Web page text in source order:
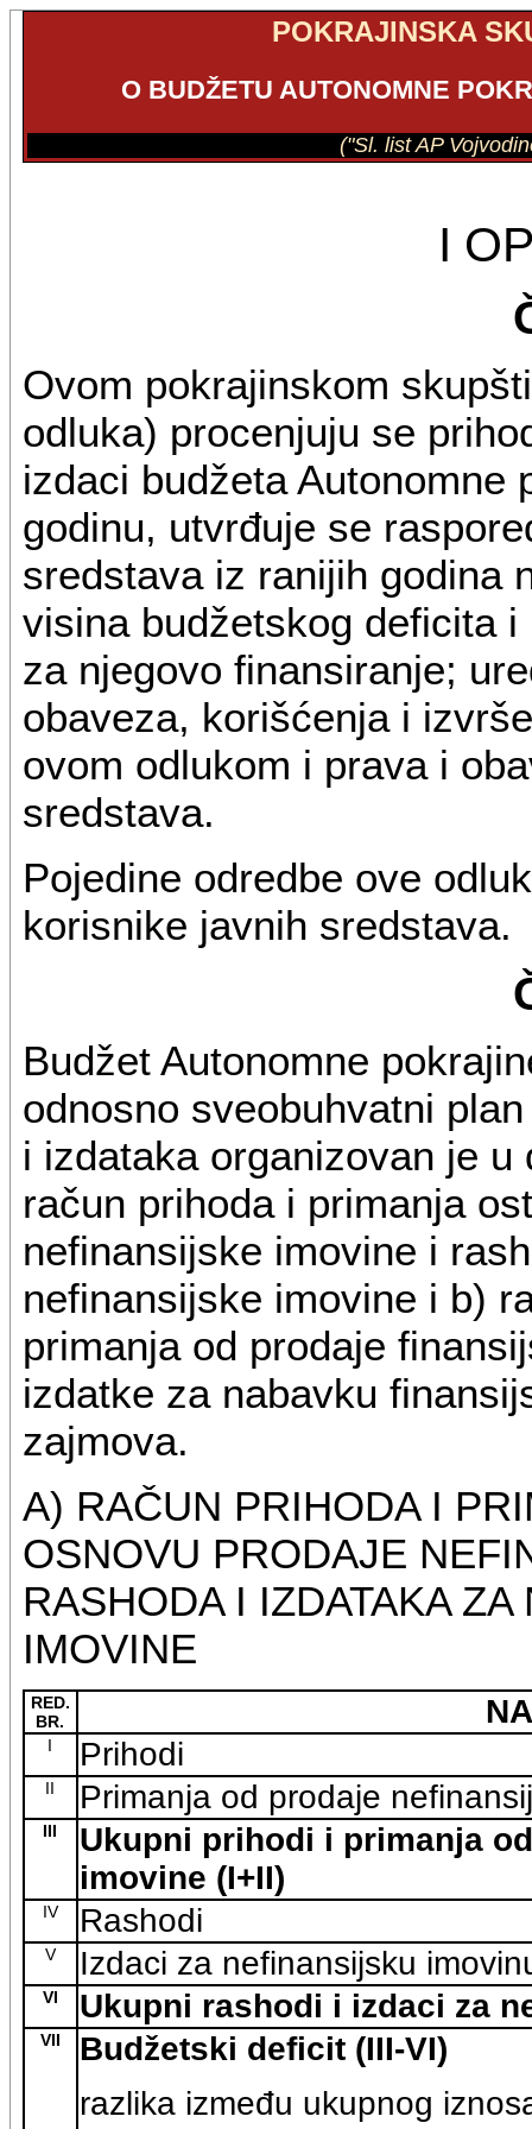
POKRAJINSKA
O BUDŽETU AUTONOMNE
("Sl. list AP
I
Ovom pokrajinskom
odluka) procenjuju se
izdaci budžeta Autonomne
godinu, utvrđuje se
sredstava iz ranijih godina
visina budžetskog deficita
za njegovo finansiranje;
obaveza, korišćenja i
ovom odlukom i prava i
sredstava.
Pojedine odredbe ove
korisnike javnih sredstava.
Budžet Autonomne
odnosno sveobuhvatni
i izdataka organizovan je
račun prihoda i primanja
nefinansijske imovine i
nefinansijske imovine i b)
primanja od prodaje
izdatke za nabavku
zajmova.
A) RAČUN PRIHODA I
OSNOVU PRODAJE
RASHODA I IZDATAKA
IMOVINE
RED.
BR.
I Prihodi
II Primanja od prodaje
III
Ukupni prihodi i primanja
imovine (I+II)
IV Rashodi
V Izdaci za nefinansijsku
VI Ukupni rashodi i izdaci za
VII
Budžetski deficit (III-VI)
razlika između ukupnog